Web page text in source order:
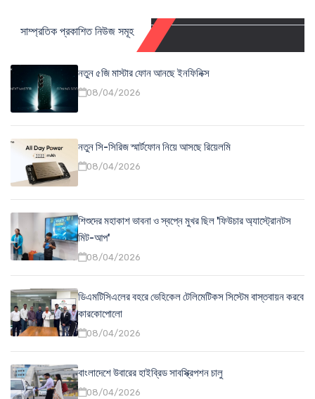
সাম্প্রতিক প্রকাশিত নিউজ সমূহ
নতুন ৫জি মাস্টার ফোন আনছে ইনফিনিক্স
08/04/2026
নতুন সি-সিরিজ স্মার্টফোন নিয়ে আসছে রিয়েলমি
08/04/2026
শিশুদের মহাকাশ ভাবনা ও স্বপ্নে মুখর ছিল 'ফিউচার অ্যাস্ট্রোনটস
মিট-আপ'
08/04/2026
ডিএমটিসিএলের বহরে ভেহিকেল টেলিমেটিকস সিস্টেম বাস্তবায়ন করবে
কারকোপোলো
08/04/2026
বাংলাদেশে উবারের হাইব্রিড সাবস্ক্রিপশন চালু
08/04/2026